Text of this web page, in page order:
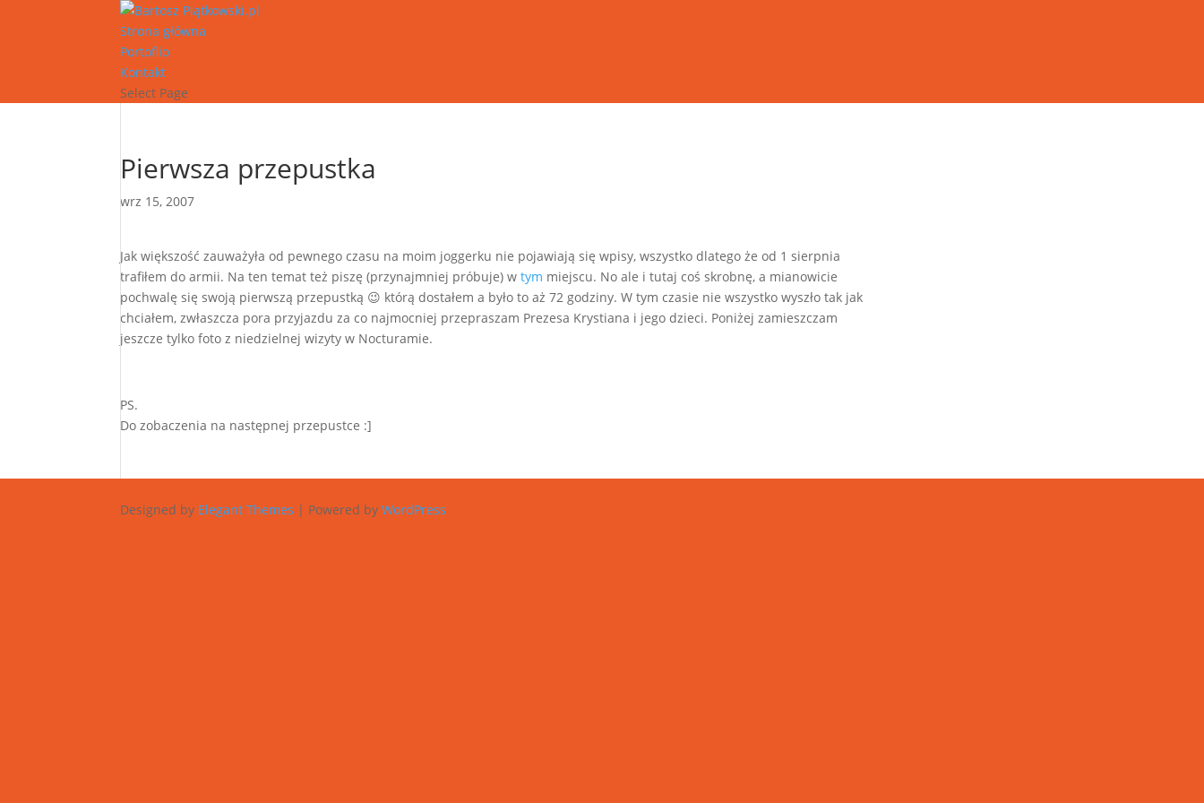
Strona główna
Portoflio
Kontakt
Select Page
Pierwsza przepustka
wrz 15, 2007
Jak większość zauważyła od pewnego czasu na moim joggerku nie pojawiają się wpisy, wszystko dlatego że od 1 sierpnia
trafiłem do armii. Na ten temat też piszę (przynajmniej próbuje) wtym miejscu. No ale i tutaj coś skrobnę, a mianowicie
pochwalę się swoją pierwszą przepustką 😉 którą dostałem a było to aż 72 godziny. W tym czasie nie wszystko wyszło tak jak
chciałem, zwłaszcza pora przyjazdu za co najmocniej przepraszam Prezesa Krystiana i jego dzieci. Poniżej zamieszczam
jeszcze tylko foto z niedzielnej wizyty w Nocturamie.
PS.
Do zobaczenia na następnej przepustce :]
Designed by Elegant Themes | Powered byWordPress